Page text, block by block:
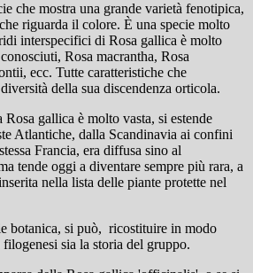
che mostra una grande varietà fenotipica,
riguarda il colore. È una specie molto
interspecifici di Rosa gallica è molto
Rosa macrantha, Rosa
ecc. Tutte caratteristiche che
della sua discendenza orticola.
Rosa gallica è molto vasta, si estende
Atlantiche, dalla Scandinavia ai confini
Francia, era diffusa sino al
tende oggi a diventare sempre più rara, a
nella lista delle piante protette nel
botanica, si può, ricostituire in modo
filogenesi sia la storia del gruppo.